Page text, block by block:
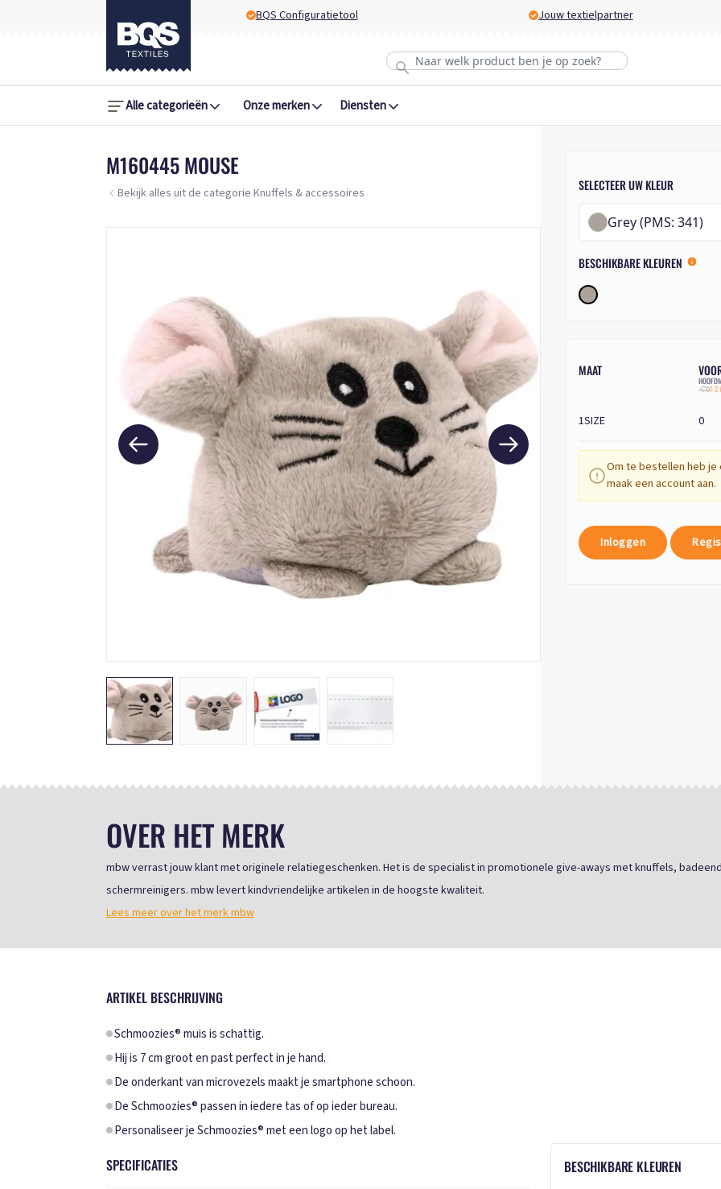
BQS Configuratietool Jouw textielpartner
Alle categorieën Onze merken Diensten
M160445 MOUSE
Bekijk alles uit de categorie Knuffels & accessoires SELECTEER UW KLEUR
Grey (PMS: 341)
BESCHIKBARE KLEUREN
MAAT
1-2
1SIZE 0
Om te bestellen heb je
maak een account aan.
Inloggen
OVER HET MERK
mbw verrast jouw klant met originele relatiegeschenken. Het is de specialist in promotionele give-aways met knuffels,
schermreinigers. mbw levert kindvriendelijke artikelen in de hoogste kwaliteit.
Lees meer over het merk mbw
ARTIKEL BESCHRIJVING
Schmoozies® muis is schattig.
Hij is 7 cm groot en past perfect in je hand.
De onderkant van microvezels maakt je smartphone schoon.
De Schmoozies® passen in iedere tas of op ieder bureau.
Personaliseer je Schmoozies® met een logo op het label.
SPECIFICATIES BESCHIKBARE KLEUREN